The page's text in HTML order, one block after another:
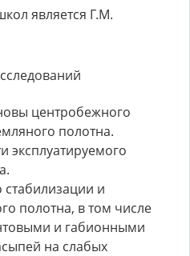
является Г.М.
центробежного
полотна.
эксплуатируемого
и
полотна, в том числе
и габионными
на слабых